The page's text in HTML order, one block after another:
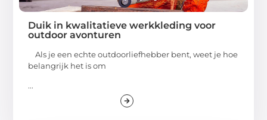
Duik in kwalitatieve werkkleding voor
outdoor avonturen
Als je een echte outdoorliefhebber bent, weet je hoe
belangrijk het is om
...